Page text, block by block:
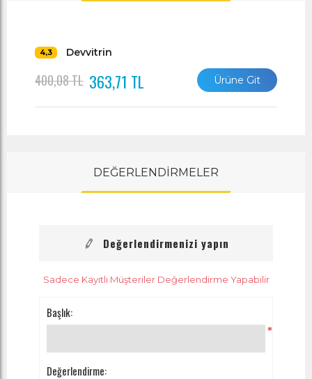
4,3 Devvitrin
400,08 TL 363,71 TL Ürüne Git
DEĞERLENDİRMELER
Değerlendirmenizi yapın
Sadece Kayıtlı Müşteriler Değerlendirme Yapabilir
Başlık:
*
Değerlendirme: